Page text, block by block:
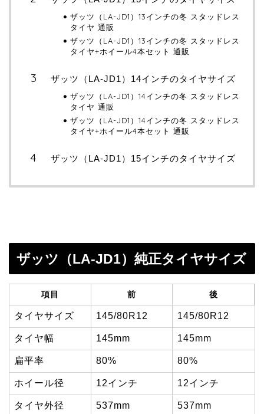
ザッツ（LA-JD1）13インチの冬 スタッドレス
タイヤ 通販
ザッツ（LA-JD1）13インチの冬 スタッドレス
タイヤ+ホイール4本セット 通販
ザッツ（LA-JD1）14インチのタイヤサイズ
ザッツ（LA-JD1）14インチの冬 スタッドレス
タイヤ 通販
ザッツ（LA-JD1）14インチの冬 スタッドレス
タイヤ+ホイール4本セット 通販
ザッツ（LA-JD1）15インチのタイヤサイズ
ザッツ（LA-JD1）純正タイヤサイズ
項目 前 後
タイヤサイズ 145/80R12 145/80R12
タイヤ幅 145mm 145mm
扁平率 80% 80%
ホイール径 12インチ 12インチ
タイヤ外径 537mm 537mm